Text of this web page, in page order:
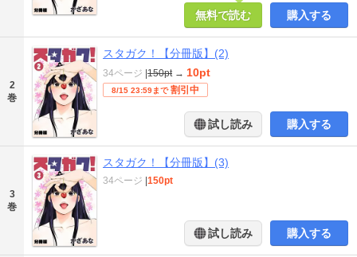
無料で読む 購入する
2
巻
スタガク！【分冊版】(2)
34ページ 150pt → 10pt
8/15 23:59まで 割引中
試し読み 購入する
3
巻
スタガク！【分冊版】(3)
34ページ 150pt
試し読み 購入する